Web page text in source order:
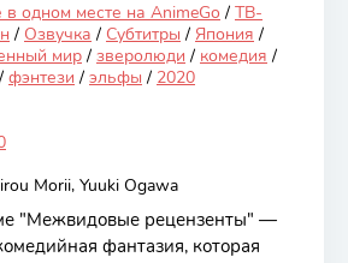
в одном месте на AnimeGo / ТВ-
/ Озвучка / Субтитры / Япония /
мир / зверолюди / комедия /
/ фэнтези / эльфы / 2020
Morii, Yuuki Ogawa
"Межвидовые рецензенты" —
фантазия, которая